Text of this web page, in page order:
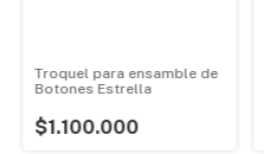
Troquel para ensamble de
Botones Estrella
$1.100.000